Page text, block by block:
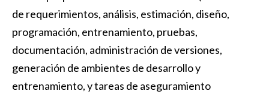
de requerimientos, análisis, estimación, diseño,
programación, entrenamiento, pruebas,
documentación, administración de versiones,
generación de ambientes de desarrollo y
entrenamiento, y tareas de aseguramiento